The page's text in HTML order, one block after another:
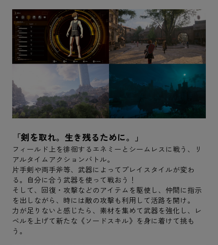
「剣を取れ。生き残るために。」
フィールド上を徘徊するエネミーとシームレスに戦う、リ
アルタイムアクションバトル。
片手剣や両手斧等、武器によってプレイスタイルが変わ
る。自分に合う武器を使って戦おう！
そして、回復・攻撃などのアイテムを駆使し、仲間に指示
を出しながら、時には敵の攻撃も利用して活路を開け。
力が足りないと感じたら、素材を集めて武器を強化し、レ
ベルを上げて新たな《ソードスキル》を身に着けて挑も
う。